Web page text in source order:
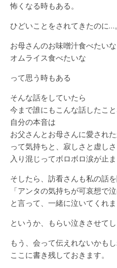
怖くなる時もある。
ひどいことをされてきたのに…。
お母さんのお味噌汁食べたいな
オムライス食べたいな
って思う時もある
そんな話をしていたら
今まで誰にもこんな話したこ
自分の本音は
お父さんとお母さんに愛され
って気持ちと、寂しさと虚し
入り混じってボロボロ涙が止ま
そしたら、訪看さんも私の話
「アンタの気持ちが可哀想で
と言って、一緒に泣いてくれま
というか、もらい泣きさせて
もう、会って伝えれないかも
ここに書き残しておきます。